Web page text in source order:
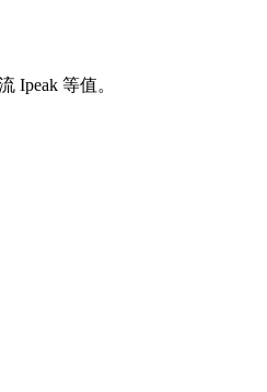
Ipeak 等值。